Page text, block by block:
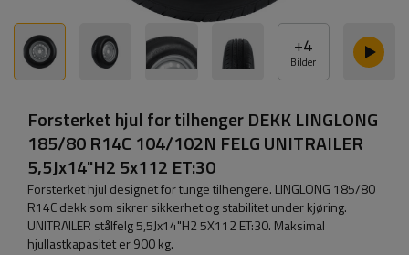
+4
Bilder
Forsterket hjul for tilhenger DEKK LINGLONG
185/80 R14C 104/102N FELG UNITRAILER
5,5Jx14"H2 5x112 ET:30
Forsterket hjul designet for tunge tilhengere. LINGLONG 185/80
R14C dekk som sikrer sikkerhet og stabilitet under kjøring.
UNITRAILER stålfelg 5,5Jx14"H2 5X112 ET:30. Maksimal
hjullastkapasitet er 900 kg.